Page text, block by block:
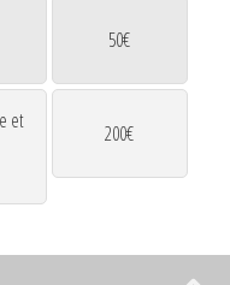
50€
et
200€